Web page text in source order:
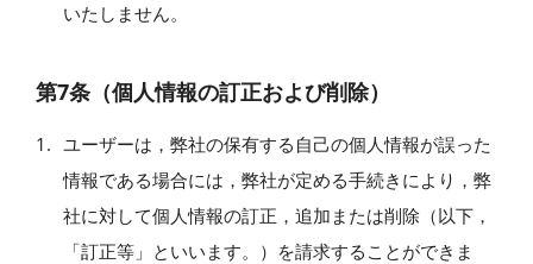
いたしません。
第7条（個人情報の訂正および削除）
ユーザーは，弊社の保有する自己の個人情報が誤った
情報である場合には，弊社が定める手続きにより，弊
社に対して個人情報の訂正，追加または削除（以下，
「訂正等」といいます。）を請求することができま